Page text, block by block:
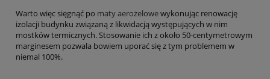
Warto więc sięgnąć po maty aerożelowewykonując renowację
izolacji budynku związaną z likwidacją występujących w nim
mostków termicznych. Stosowanie ich z około 50-centymetrowym
marginesem pozwala bowiem uporać się z tym problemem w
niemal 100%.